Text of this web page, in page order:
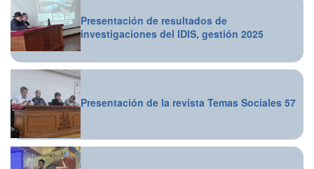
Presentación de resultados de
investigaciones del IDIS, gestión 2025
Presentación de la revista Temas Sociales 57